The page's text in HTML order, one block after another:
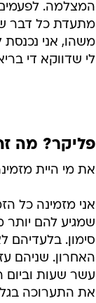
המצלמה. לפעמים
מתעדת כל דבר
משהו, אני נכנסת
לי שדווקא די
פליקר? מה
את מי היית
אני מזמינה כל
סימון. בלעדיהם
האחרון. שניהם
עשר שעות וביום